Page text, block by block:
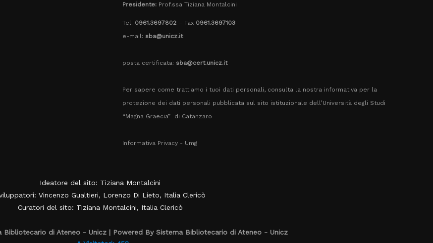
Presidente: Prof.ssa Tiziana Montalcini
Tel. 0961.3697802 – Fax 0961.3697103
e-mail: sba@unicz.it
posta certificata: sba@cert.unicz.it
Per sapere come trattiamo i tuoi dati personali, consulta la nostra informativa per la
protezione dei dati personali pubblicata sul sito istituzionale dell’Università degli Studi
“Magna Graecia” di Catanzaro
Informativa Privacy - Umg
Ideatore del sito: Tiziana Montalcini
Vincenzo Gualtieri, Lorenzo Di Lieto, Italia Clericò
Curatori del sito: Tiziana Montalcini, Italia Clericò
Bibliotecario di Ateneo - Unicz | Powered By Sistema Bibliotecario di Ateneo - Unicz